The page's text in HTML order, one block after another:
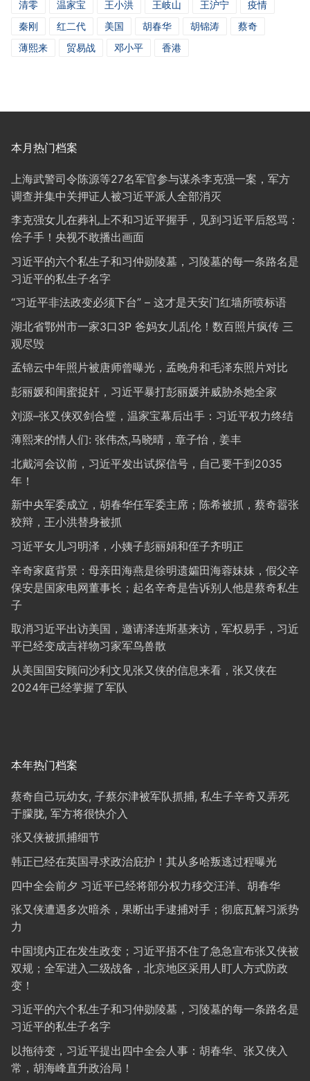
清零 温家宝 王小洪 王岐山 王沪宁
疫情
秦刚
红二代 美国 胡春华 胡锦涛
蔡奇
薄熙来
贸易战 邓小平 香港
本月热门档案
上海武警司令陈源等27名军官参与谋杀李克强一案，军方
调查并集中关押证人被习近平派人全部消灭
李克强女儿在葬礼上不和习近平握手，见到习近平后怒骂：
侩子手！央视不敢播出画面
习近平的六个私生子和习仲勋陵墓，习陵墓的每一条路名是
习近平的私生子名字
“习近平非法政变必须下台” – 这才是天安门红墙所喷标语
湖北省鄂州市一家3口3P 爸妈女儿乱伦！数百照片疯传 三
观尽毁
孟锦云中年照片被唐师曾曝光，孟晚舟和毛泽东照片对比
彭丽媛和闺蜜捉奸，习近平暴打彭丽媛并威胁杀她全家
刘源–张又侠双剑合璧，温家宝幕后出手：习近平权力终结
薄熙来的情人们: 张伟杰,马晓晴，章子怡，姜丰
北戴河会议前，习近平发出试探信号，自己要干到2035
年！
新中央军委成立，胡春华任军委主席；陈希被抓，蔡奇嚣张
狡辩，王小洪替身被抓
习近平女儿习明泽，小姨子彭丽娟和侄子齐明正
辛奇家庭背景：母亲田海燕是徐明遗孀田海蓉妹妹，假父辛
保安是国家电网董事长；起名辛奇是告诉别人他是蔡奇私生
子
取消习近平出访美国，邀请泽连斯基来访，军权易手，习近
平已经变成吉祥物习家军鸟兽散
从美国国安顾问沙利文见张又侠的信息来看，张又侠在
2024年已经掌握了军队
本年热门档案
蔡奇自己玩幼女, 子蔡尔津被军队抓捕, 私生子辛奇又弄死
于朦胧, 军方将很快介入
张又侠被抓捕细节
韩正已经在英国寻求政治庇护！其从多哈叛逃过程曝光
四中全会前夕 习近平已经将部分权力移交汪洋、胡春华
张又侠遭遇多次暗杀，果断出手逮捕对手；彻底瓦解习派势
力
中国境内正在发生政变；习近平捂不住了急急宣布张又侠被
双规；全军进入二级战备，北京地区采用人盯人方式防政
变！
习近平的六个私生子和习仲勋陵墓，习陵墓的每一条路名是
习近平的私生子名字
以拖待变，习近平提出四中全会人事：胡春华、张又侠入
常，胡海峰直升政治局！